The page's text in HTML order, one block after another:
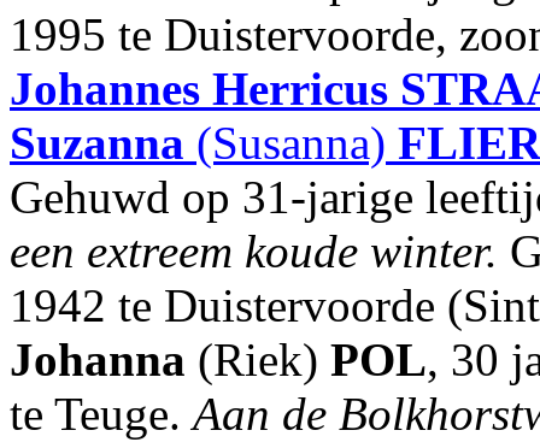
1995 te Duistervoorde,
Johannes Herricus
Suzanna (Susanna)
Gehuwd op 31-jarige
een extreem koude winter.
1942 te Duistervoorde
Johanna (Riek) POL, 30
te Teuge.Aan de